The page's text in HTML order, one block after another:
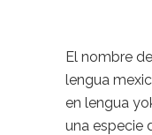
El nombre
lengua
en lengua
una especie